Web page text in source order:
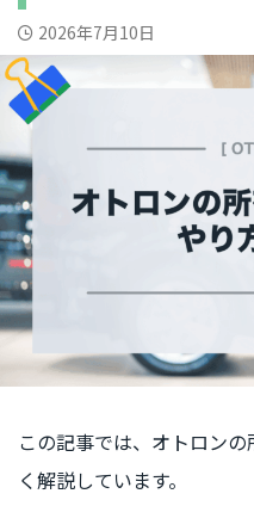
2026年7月10日
この記事では、オトロン
く解説しています。